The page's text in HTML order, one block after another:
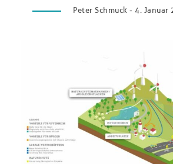
Peter Schmuck - 4. Januar